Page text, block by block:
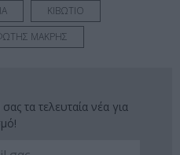
ΚΙΒΩΤΙΟ
ΜΑΚΡΗΣ
τα τελευταία νέα για